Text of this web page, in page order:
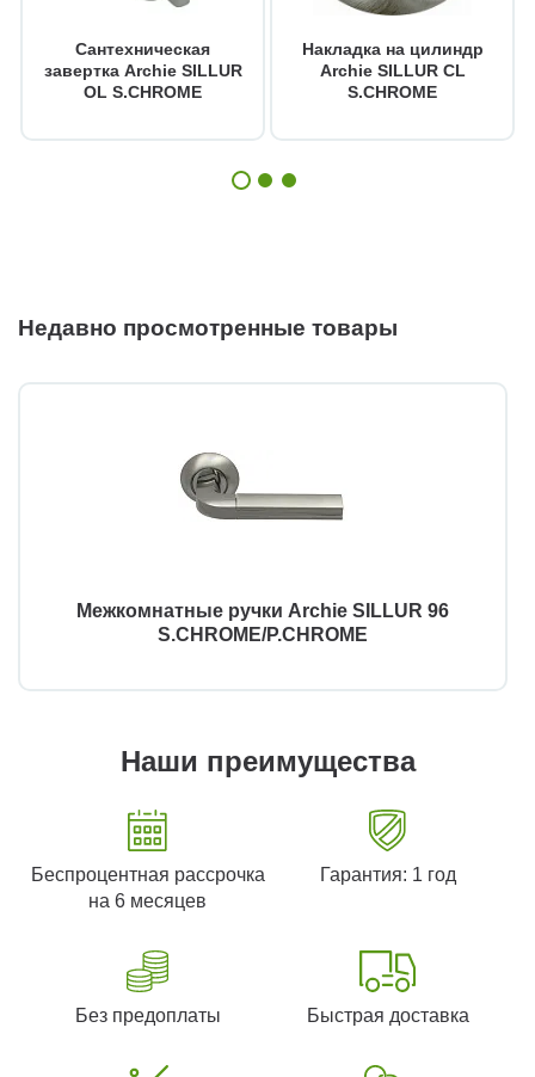
Сантехническая
завертка Archie SILLUR
OL S.CHROME
Накладка на цилиндр
Archie SILLUR CL
S.CHROME
Недавно просмотренные товары
Межкомнатные ручки Archie SILLUR 96
S.CHROME/P.CHROME
Наши преимущества
Беспроцентная рассрочка
на 6 месяцев
Гарантия: 1 год
Без предоплаты Быстрая доставка